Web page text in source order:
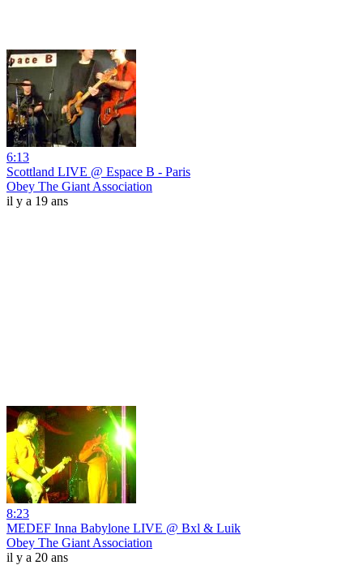
6:13
Scottland LIVE @ Espace B - Paris
Obey The Giant Association
il y a 19 ans
8:23
MEDEF Inna Babylone LIVE @ Bxl & Luik
Obey The Giant Association
il y a 20 ans